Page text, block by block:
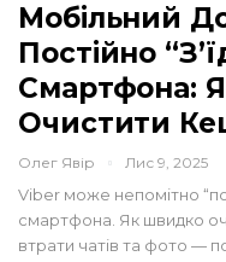
Мобільний
Постійно
Смартфона:
Очистити
Олег Явір Лис 9, 2025
Viber може непомітно
смартфона. Як швидко
втрати чатів та фото —